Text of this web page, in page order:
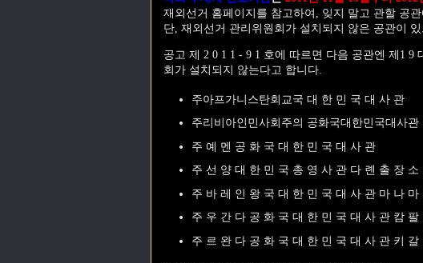
재외선거 홈페이지를 참고하여, 잊지 말고 관할 공
단, 재외선거 관리위원회가 설치되지 않은 공관이
공고 제 2 0 1 1 - 9 1 호에 따르면 다음 공관엔 제1
회가 설치되지 않는다고 합니다.
주아프가니스탄회교국 대 한 민 국 대 사 관
주리비아인민사회주의 공화국대한민국대사관
주 예 멘 공 화 국 대 한 민 국 대 사 관
주 선 양 대 한 민 국 총 영 사 관 다 롄 출 장 소
주 바 레 인 왕 국 대 한 민 국 대 사 관 마 나 마
주 우 간 다 공 화 국 대 한 민 국 대 사 관 캄 팔
주 르 완 다 공 화 국 대 한 민 국 대 사 관 키 갈